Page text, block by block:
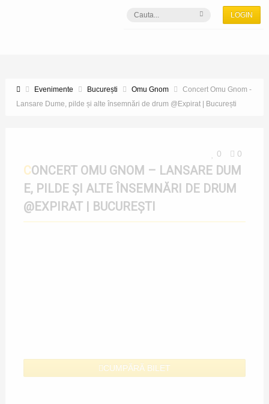
LOGIN
Evenimente București Omu Gnom
Concert Omu Gnom -
Lansare Dume, pilde și alte însemnări de drum @Expirat | București
0 0
CONCERT OMU GNOM – LANSARE DUM
E, PILDE ȘI ALTE ÎNSEMNĂRI DE DRUM
@EXPIRAT | BUCUREȘTI
CUMPĂRĂ BILET